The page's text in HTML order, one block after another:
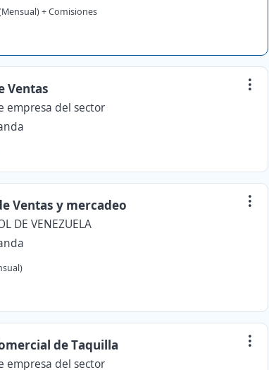
+ Comisiones
Ventas
empresa del sector
Ventas y mercadeo
DE VENEZUELA
de Taquilla
empresa del sector